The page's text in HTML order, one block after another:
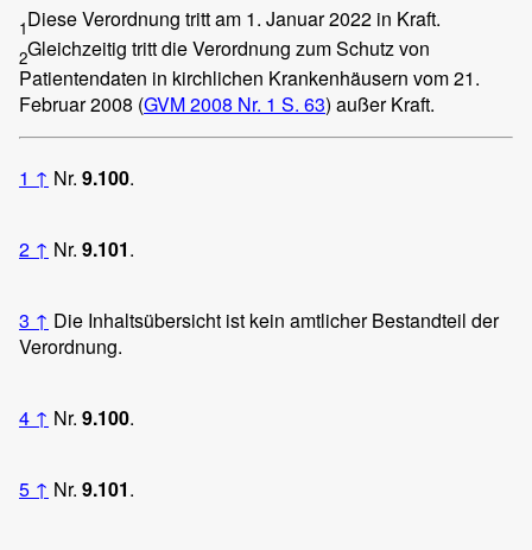
1Diese Verordnung tritt am 1. Januar 2022 in Kraft.
2Gleichzeitig tritt die Verordnung zum Schutz von
Patientendaten in kirchlichen Krankenhäusern vom 21.
Februar 2008 (GVM 2008 Nr. 1 S. 63) außer Kraft.
1 ↑ Nr. 9.100.
2 ↑ Nr. 9.101.
3 ↑ Die Inhaltsübersicht ist kein amtlicher Bestandteil der
Verordnung.
4 ↑ Nr. 9.100.
5 ↑ Nr. 9.101.